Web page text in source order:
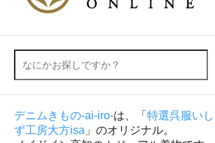
デニムきもの-ai-iro-は、「 特選呉服い
ず工房大方isa 」のオリジナル。